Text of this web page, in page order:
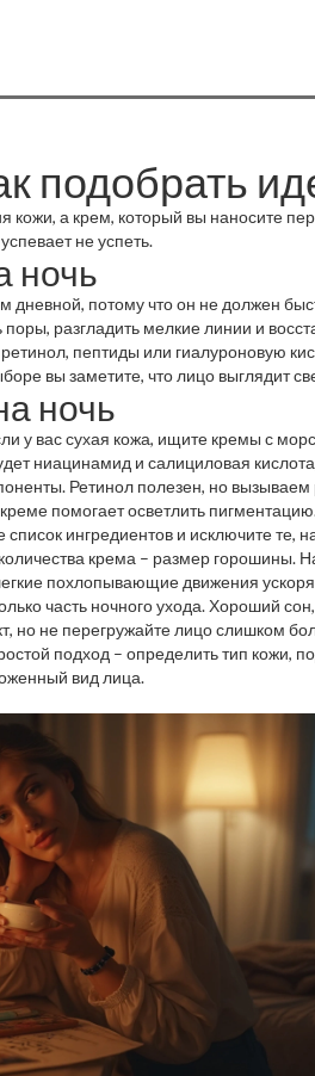
подобрать
а крем, который вы наносите
не успеть.
ночь
дневной, потому что он не должен
разгладить мелкие линии и
пептиды или гиалуроновую
вы заметите, что лицо выглядит
ночь
у вас сухая кожа, ищите кремы с
ниацинамид и салициловая
Ретинол полезен, но вызываем
помогает осветлить
ингредиентов и исключите те,
крема – размер
похлопывающие движения
часть ночного ухода. Хороший
но не перегружайте лицо слишком
подход – определить тип кожи,
вид лица.